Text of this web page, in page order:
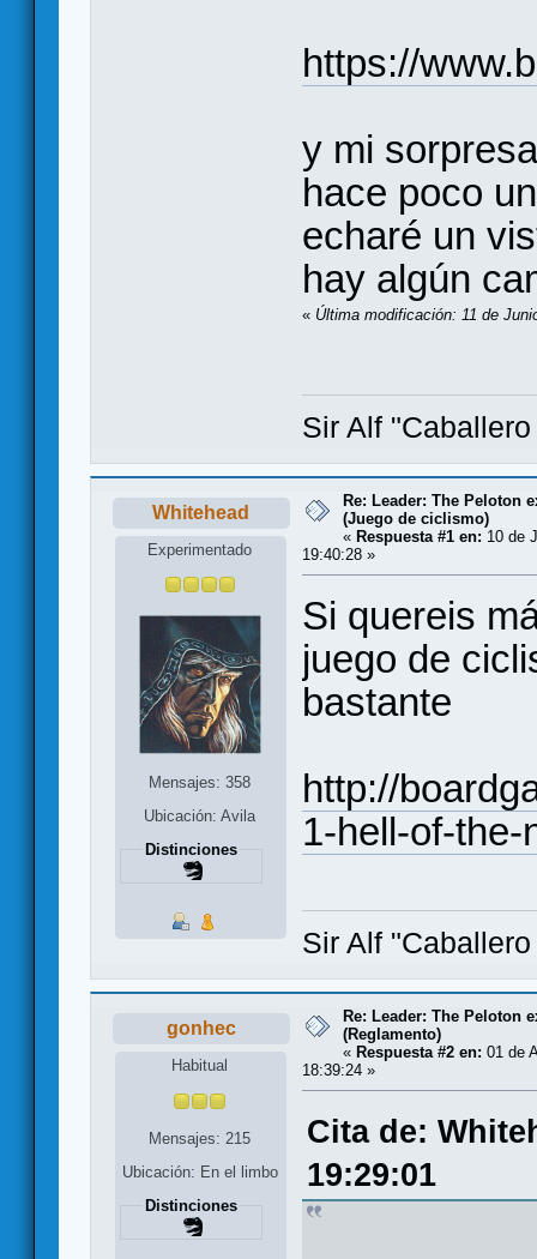
https://
y mi
hace poco
echaré un
hay algún
« Última modificación: 11 de
Sir Alf
Whitehead
Experimentado
Mensajes: 358
Ubicación: Avila
Distinciones
Re: Leader: The Peloton
(Juego de ciclismo)
« Respuesta #1 en: 10 de
19:40:28 »
Si quereis
juego de
bastante
http://
1-hell-of-the-
Sir Alf
gonhec
Habitual
Mensajes: 215
Ubicación: En el limbo
Distinciones
Re: Leader: The Peloton
(Reglamento)
« Respuesta #2 en: 01 de
18:39:24 »
Cita de:
19:29:01